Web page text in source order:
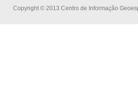
Copyright © 2013 Centro de Informação